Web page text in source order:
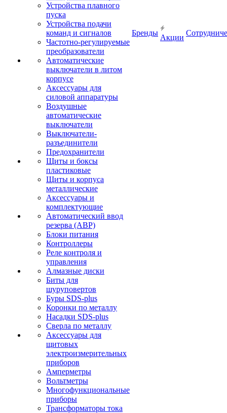
Устройства плавного
пуска
Устройства подачи
команд и сигналов
Частотно-регулируемые
преобразователи
Автоматические
выключатели в литом
корпусе
Аксессуары для
силовой аппаратуры
Воздушные
автоматические
выключатели
Выключатели-
разъединители
Предохранители
Щиты и боксы
пластиковые
Щиты и корпуса
металлические
Аксессуары и
комплектующие
Автоматический ввод
резерва (АВР)
Блоки питания
Контроллеры
Реле контроля и
управления
Алмазные диски
Биты для
шуруповертов
Буры SDS-plus
Коронки по металлу
Насадки SDS-plus
Сверла по металлу
Аксессуары для
щитовых
электроизмерительных
приборов
Амперметры
Вольтметры
Многофункциональные
приборы
Трансформаторы тока
Бренды
Акции